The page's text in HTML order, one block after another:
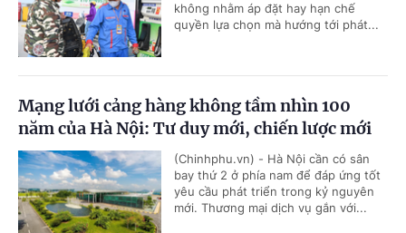
không nhằm áp đặt hay hạn chế
quyền lựa chọn mà hướng tới phát...
Mạng lưới cảng hàng không tầm nhìn 100
năm của Hà Nội: Tư duy mới, chiến lược mới
(Chinhphu.vn) - Hà Nội cần có sân
bay thứ 2 ở phía nam để đáp ứng tốt
yêu cầu phát triển trong kỷ nguyên
mới. Thương mại dịch vụ gắn với...